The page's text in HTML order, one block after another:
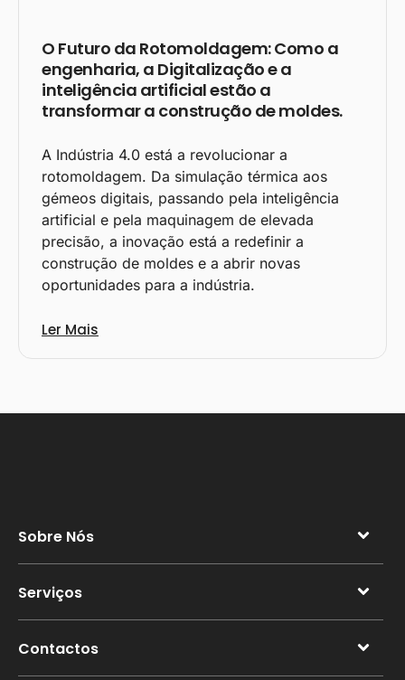
O Futuro da Rotomoldagem: Como a
engenharia, a Digitalização e a
inteligência artificial estão a
transformar a construção de moldes.
A Indústria 4.0 está a revolucionar a
rotomoldagem. Da simulação térmica aos
gémeos digitais, passando pela inteligência
artificial e pela maquinagem de elevada
precisão, a inovação está a redefinir a
construção de moldes e a abrir novas
oportunidades para a indústria.
Ler Mais
Sobre Nós
Serviços
Contactos